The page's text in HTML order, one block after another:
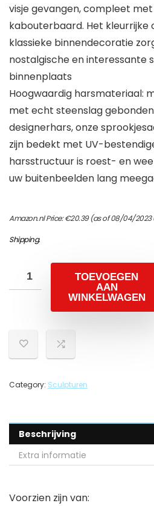
visje gevangen, compleet
kabouterbaard. Het kleurrijke
klassieke binnendecoratie
nostalgische en interessante
binnenplaats
Hoogwaardig harsmateriaal:
met echt steenslag
designerhars, onze
zijn bedekt met UV-
harsstructuur is roest- en
uw buitenbeelden lang
Amazon.nl Price:€20.39(as of 08/04/2023
Shipping.
TOEVOEGEN
AAN
WINKELWAGEN
Category: Sculpturen
Beschrijving
Extra informatie
Voorzien zijn van: